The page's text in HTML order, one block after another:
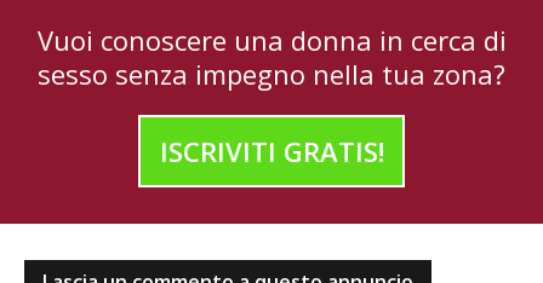
Vuoi conoscere una donna in cerca di
sesso senza impegno nella tua zona?
ISCRIVITI GRATIS!